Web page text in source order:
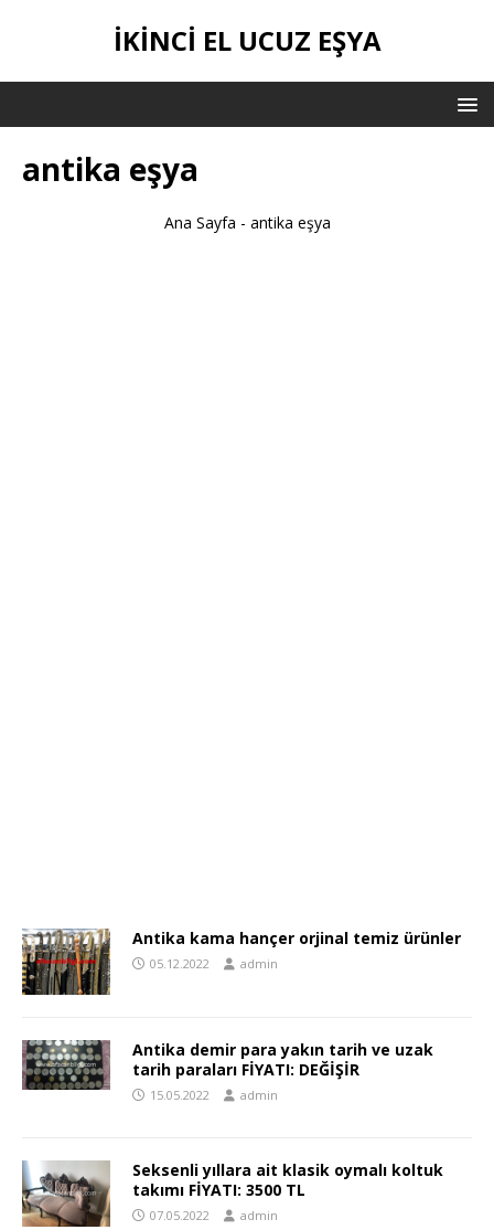
İKİNCİ EL UCUZ EŞYA
antika eşya
Ana Sayfa - antika eşya
Antika kama hançer orjinal temiz ürünler
05.12.2022 admin
Antika demir para yakın tarih ve uzak
tarih paraları FİYATI: DEĞİŞİR
15.05.2022 admin
Seksenli yıllara ait klasik oymalı koltuk
takımı FİYATI: 3500 TL
07.05.2022 admin